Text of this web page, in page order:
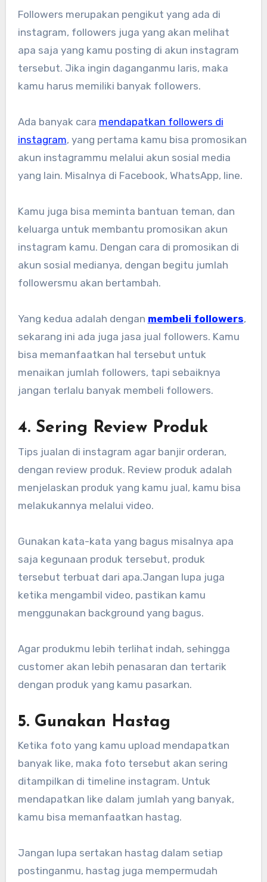
Followers merupakan pengikut yang ada di
instagram, followers juga yang akan melihat
apa saja yang kamu posting di akun instagram
tersebut. Jika ingin daganganmu laris, maka
kamu harus memiliki banyak followers.
Ada banyak cara mendapatkan followers di
instagram, yang pertama kamu bisa promosikan
akun instagrammu melalui akun sosial media
yang lain. Misalnya di Facebook, WhatsApp, line.
Kamu juga bisa meminta bantuan teman, dan
keluarga untuk membantu promosikan akun
instagram kamu. Dengan cara di promosikan di
akun sosial medianya, dengan begitu jumlah
followersmu akan bertambah.
Yang kedua adalah dengan membeli followers,
sekarang ini ada juga jasa jual followers. Kamu
bisa memanfaatkan hal tersebut untuk
menaikan jumlah followers, tapi sebaiknya
jangan terlalu banyak membeli followers.
4. Sering Review Produk
Tips jualan di instagram agar banjir orderan,
dengan review produk. Review produk adalah
menjelaskan produk yang kamu jual, kamu bisa
melakukannya melalui video.
Gunakan kata-kata yang bagus misalnya apa
saja kegunaan produk tersebut, produk
tersebut terbuat dari apa.Jangan lupa juga
ketika mengambil video, pastikan kamu
menggunakan background yang bagus.
Agar produkmu lebih terlihat indah, sehingga
customer akan lebih penasaran dan tertarik
dengan produk yang kamu pasarkan.
5. Gunakan Hastag
Ketika foto yang kamu upload mendapatkan
banyak like, maka foto tersebut akan sering
ditampilkan di timeline instagram. Untuk
mendapatkan like dalam jumlah yang banyak,
kamu bisa memanfaatkan hastag.
Jangan lupa sertakan hastag dalam setiap
postinganmu, hastag juga mempermudah